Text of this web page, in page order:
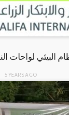
البيئي لواحات
5 YEARSAGO